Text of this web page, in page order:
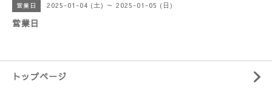
営業日 2025-01-04 (土) ～ 2025-01-05 (日)
営業日
トップページ